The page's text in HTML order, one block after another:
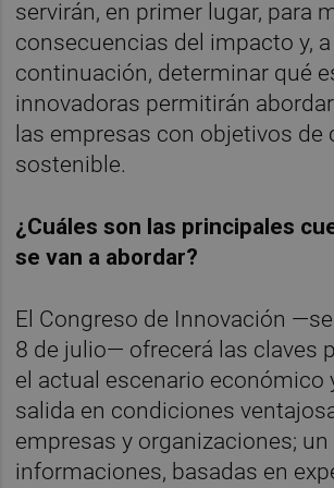
servirán, en primer lugar, para
consecuencias del impacto y, a
continuación, determinar qué
innovadoras permitirán
las empresas con objetivos de
sostenible.
¿Cuáles son las principales
se van a abordar?
El Congreso de Innovación —se
8 de julio— ofrecerá las claves
el actual escenario económico
salida en condiciones
empresas y organizaciones;
informaciones, basadas en